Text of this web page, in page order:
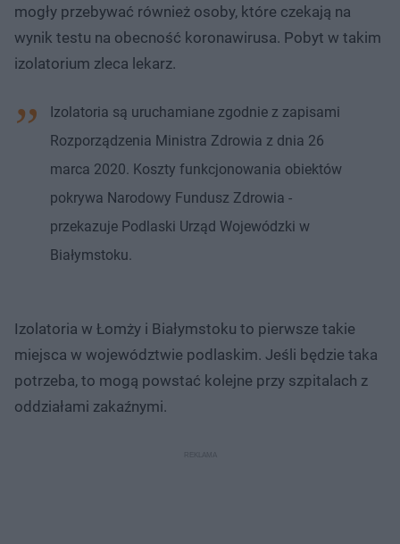
mogły przebywać również osoby, które czekają na
wynik testu na obecność koronawirusa. Pobyt w takim
izolatorium zleca lekarz.
Izolatoria są uruchamiane zgodnie z zapisami
Rozporządzenia Ministra Zdrowia z dnia 26
marca 2020. Koszty funkcjonowania obiektów
pokrywa Narodowy Fundusz Zdrowia -
przekazuje Podlaski Urząd Wojewódzki w
Białymstoku.
Izolatoria w Łomży i Białymstoku to pierwsze takie
miejsca w województwie podlaskim. Jeśli będzie taka
potrzeba, to mogą powstać kolejne przy szpitalach z
oddziałami zakaźnymi.